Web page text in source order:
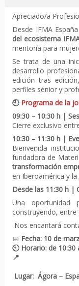
Apreciado/a
Desde IFMA
del ecosistema
mentoría para
Se trata de una
desarrollo
edición tras
perfiles sénior y
🕘 Programa de la
09:30 – 10:30 h |
Cierre exclusivo
10:30 – 11:30 h |
Bienvenida
fundadora de
transformación
en Iberoamérica y la
Desde las 11:30 h |
Una oportunidad
construyendo, entre
Nos encantará
📅 Fecha: 10 de
🕙 Horario: de 10:30
📍
Lugar: Ágora –